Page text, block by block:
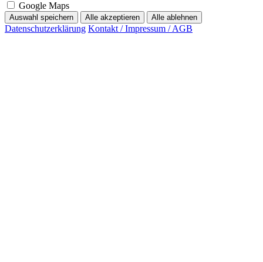
Google Maps
Auswahl speichern Alle akzeptieren Alle ablehnen
Datenschutzerklärung Kontakt / Impressum / AGB